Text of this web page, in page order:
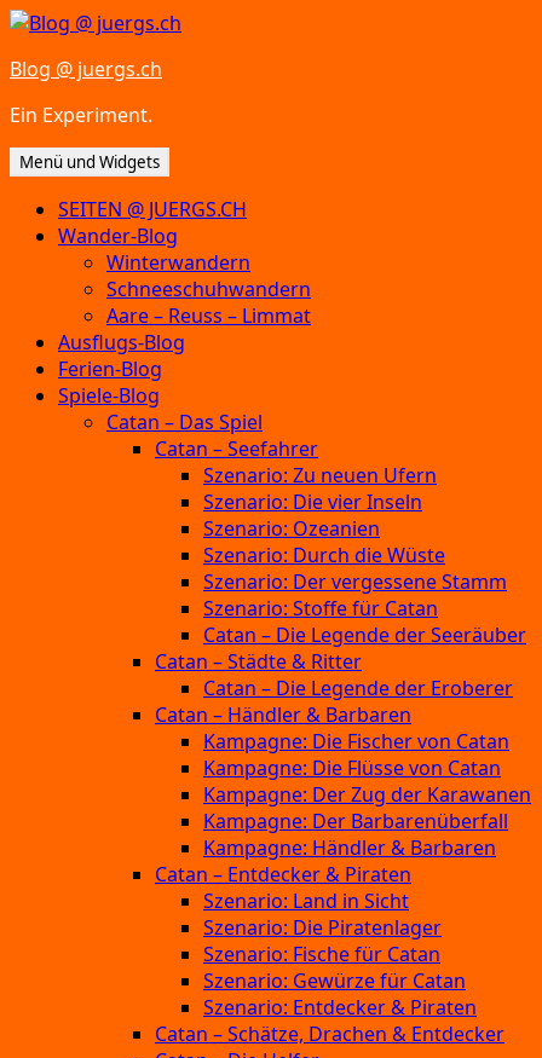
Zum
springen
Blog @ juergs.ch
Ein Experiment.
Menü und Widgets
SEITEN @ JUERGS.CH
Wander-Blog
Winterwandern
Schneeschuhwandern
Aare – Reuss – Limmat
Ausflugs-Blog
Ferien-Blog
Spiele-Blog
Catan – Das Spiel
Catan – Seefahrer
Szenario: Zu neuen Ufern
Szenario: Die vier Inseln
Szenario: Ozeanien
Szenario: Durch die Wüste
Szenario: Der vergessene Stamm
Szenario: Stoffe für Catan
Catan – Die Legende der Seeräuber
Catan – Städte & Ritter
Catan – Die Legende der Eroberer
Catan – Händler & Barbaren
Kampagne: Die Fischer von Catan
Kampagne: Die Flüsse von Catan
Kampagne: Der Zug der Karawanen
Kampagne: Der Barbarenüberfall
Kampagne: Händler & Barbaren
Catan – Entdecker & Piraten
Szenario: Land in Sicht
Szenario: Die Piratenlager
Szenario: Fische für Catan
Szenario: Gewürze für Catan
Szenario: Entdecker & Piraten
Catan – Schätze, Drachen & Entdecker